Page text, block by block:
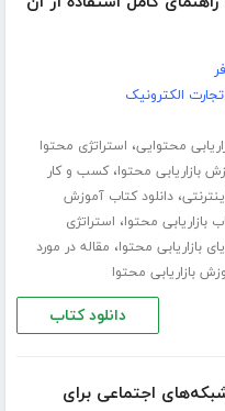
الکترونیک
محتوایی، استراتژی محتوا
بازاریابی محتوا،کسب و کار
،دانلود کتاب آموزش
بازاریابی محتوا، استراتژی
بازاریابی محتوا، مقاله در مورد
بازاریابی محتوا
دانلود کتاب
شبکه‌های اجتماعی برای